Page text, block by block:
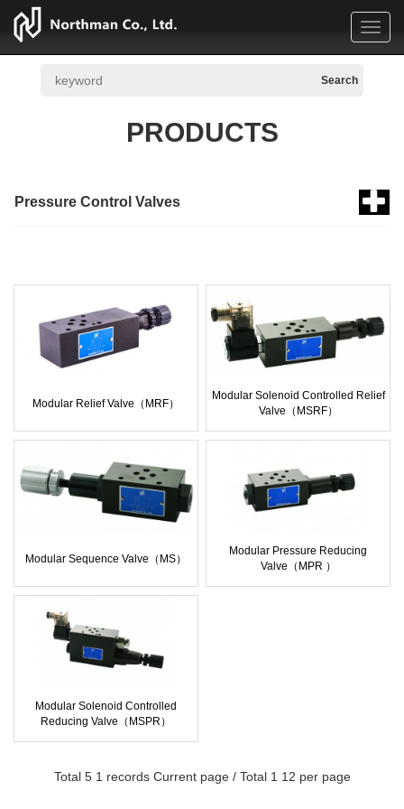
PRODUCTS
Pressure Control Valves
Modular Relief Valve（MRF）
Modular Solenoid Controlled Relief
Valve（MSRF）
Modular Sequence Valve（MS）
Modular Pressure Reducing
Valve（MPR ）
Modular Solenoid Controlled
Reducing Valve（MSPR）
Total 5 1 records Current page / Total 1 12 per page